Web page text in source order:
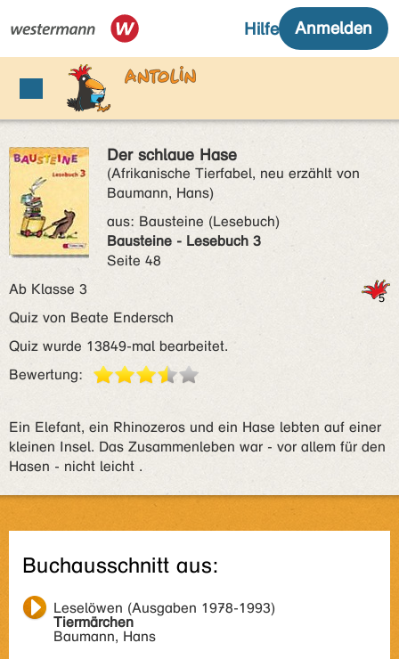
Der schlaue Hase
(Afrikanische Tierfabel, neu erzählt von
Baumann, Hans)
aus: Bausteine (Lesebuch)
Bausteine - Lesebuch 3
Seite 48
Ab Klasse 3
Quiz von Beate Endersch
Quiz wurde 13849-mal bearbeitet.
Bewertung:
Ein Elefant, ein Rhinozeros und ein Hase lebten auf einer
kleinen Insel. Das Zusammenleben war - vor allem für den
Hasen - nicht leicht .
Buchausschnitt aus:
Leselöwen (Ausgaben 1978-1993)
Tiermärchen
Baumann, Hans